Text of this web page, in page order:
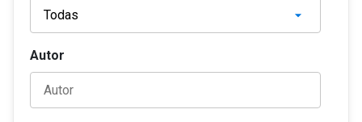
Autor